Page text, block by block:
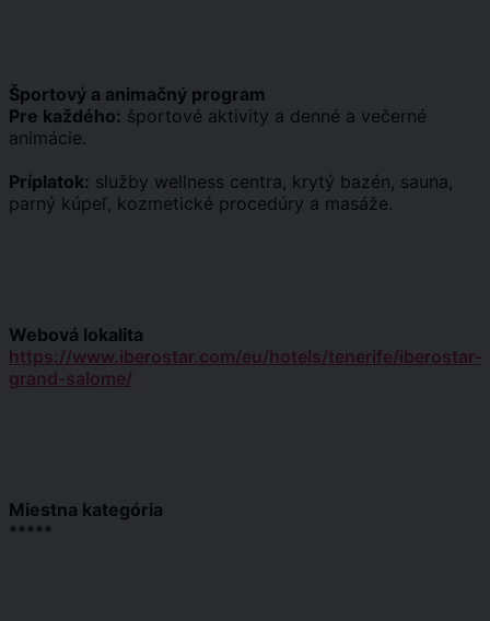
Športový a animačný program
Pre každého: športové aktivity a denné a večerné
animácie.
Príplatok: služby wellness centra, krytý bazén, sauna,
parný kúpeľ, kozmetické procedúry a masáže.
Webová lokalita
https://www.iberostar.com/eu/hotels/tenerife/iberostar-
grand-salome/
Miestna kategória
*****